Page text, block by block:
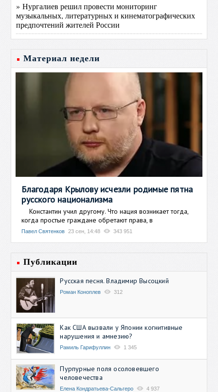
» Нургалиев решил провести мониторинг
музыкальных, литературных и кинематографических
предпочтений жителей России
Материал недели
Благодаря Крылову исчезли родимые пятна
русского национализма
Константин учил другому. Что нация возникает тогда,
когда простые граждане обретают права, в
Павел Святенков 23 сен, 14:48 343 951
Публикации
Русская песня. Владимир Высоцкий
Роман Коноплев 312
Как США вызвали у Японии когнитивные
нарушения и амнезию?
Рамиль Гарифуллин 1 345
Пурпурные поля осоловевшего
человечества
Елена Кондратьева-Сальгеро 4 937